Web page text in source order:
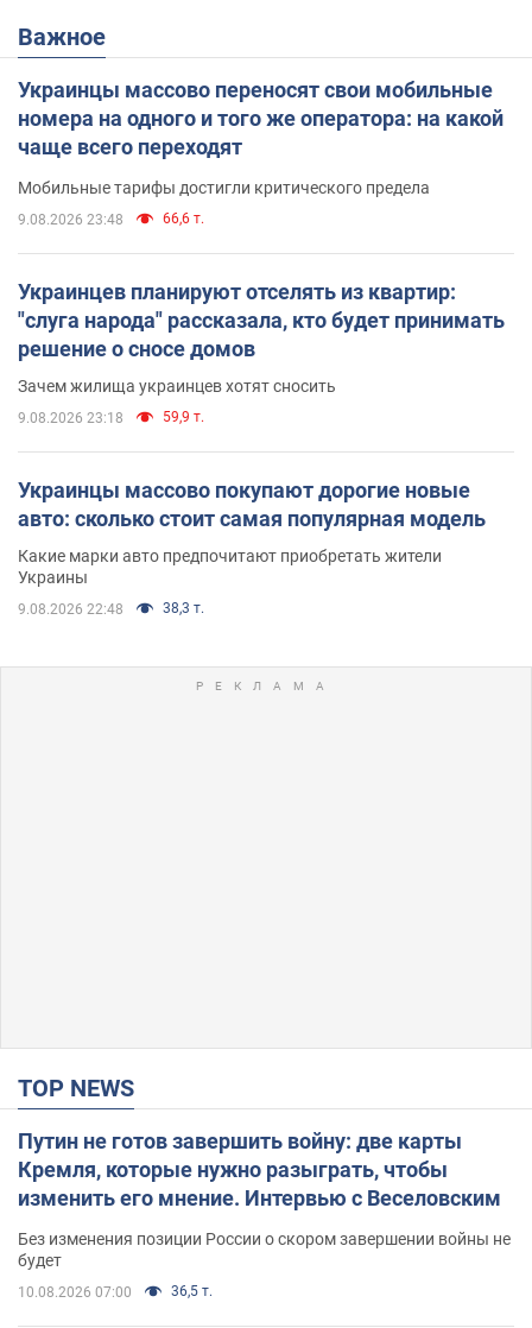
Важное
Украинцы массово переносят свои мобильные
номера на одного и того же оператора: на какой
чаще всего переходят
Мобильные тарифы достигли критического предела
9.08.2026 23:48 66,6 т.
Украинцев планируют отселять из квартир:
"слуга народа" рассказала, кто будет принимать
решение о сносе домов
Зачем жилища украинцев хотят сносить
9.08.2026 23:18 59,9 т.
Украинцы массово покупают дорогие новые
авто: сколько стоит самая популярная модель
Какие марки авто предпочитают приобретать жители
Украины
9.08.2026 22:48 38,3 т.
TOP NEWS
Путин не готов завершить войну: две карты
Кремля, которые нужно разыграть, чтобы
изменить его мнение. Интервью с Веселовским
Без изменения позиции России о скором завершении войны не
будет
10.08.2026 07:00 36,5 т.